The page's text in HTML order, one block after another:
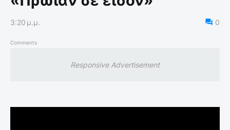
3:20 μ.μ. 0
Comments
Responsive Advertisement